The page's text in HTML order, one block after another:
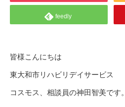
feedly
皆様こんにちは
東大和市リハビリデイサービス
コスモス、相談員の神田智美です。